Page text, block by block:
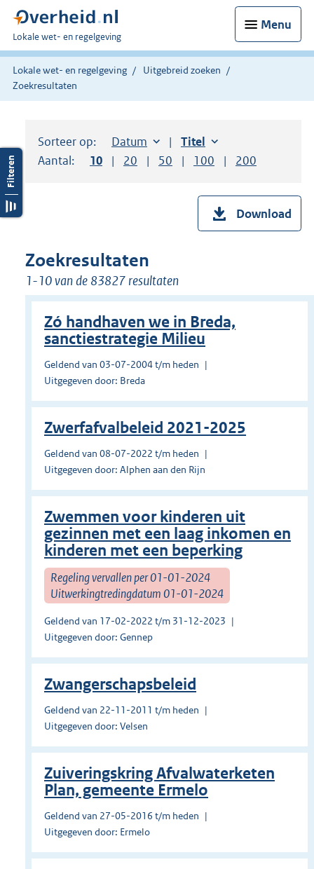
Menu
U
bent
hier:
Lokale wet- en regelgeving
Lokale wet- en regelgeving
Uitgebreid zoeken
Zoekresultaten
Sorteer op: Sorteer op:
Datum aflopendSorteer op:
Titel oplopend
Aantal:
Toon
10 resultaten per pagina
Toon
20 resultaten per pagina
Toon
50 resultaten per pagina
Toon
100 resultaten per
Toon
200
Download
Zoekresultaten
1-10 van de 83827 resultaten
Zó handhaven we in Breda,
sanctiestrategie Milieu
Geldend van 03-07-2004 t/m heden
Uitgegeven door: Breda
Zwerfafvalbeleid 2021-2025
Geldend van 08-07-2022 t/m heden
Uitgegeven door: Alphen aan den Rijn
Zwemmen voor kinderen uit
gezinnen met een laag inkomen en
kinderen met een beperking
Regeling vervallen per 01-01-2024
Uitwerkingtredingdatum 01-01-2024
Geldend van 17-02-2022 t/m 31-12-2023
Uitgegeven door: Gennep
Zwangerschapsbeleid
Geldend van 22-11-2011 t/m heden
Uitgegeven door: Velsen
Zuiveringskring Afvalwaterketen
Plan, gemeente Ermelo
Geldend van 27-05-2016 t/m heden
Uitgegeven door: Ermelo